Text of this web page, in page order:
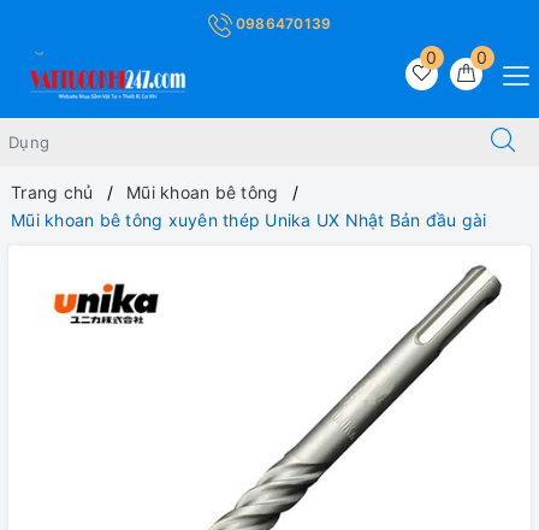
0986470139
0
0
Trang chủ
Mũi khoan bê tông
Mũi khoan bê tông xuyên thép Unika UX Nhật Bản đầu gài